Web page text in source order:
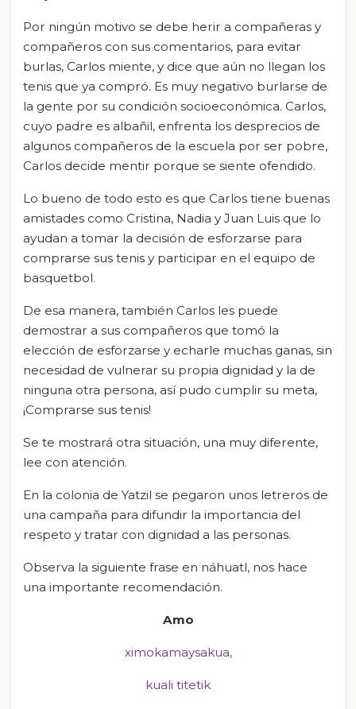
Por ningún motivo se debe herir a compañeras y
compañeros con sus comentarios, para evitar
burlas, Carlos miente, y dice que aún no llegan los
tenis que ya compró. Es muy negativo burlarse de
la gente por su condición socioeconómica. Carlos,
cuyo padre es albañil, enfrenta los desprecios de
algunos compañeros de la escuela por ser pobre,
Carlos decide mentir porque se siente ofendido.
Lo bueno de todo esto es que Carlos tiene buenas
amistades como Cristina, Nadia y Juan Luis que lo
ayudan a tomar la decisión de esforzarse para
comprarse sus tenis y participar en el equipo de
basquetbol.
De esa manera, también Carlos les puede
demostrar a sus compañeros que tomó la
elección de esforzarse y echarle muchas ganas, sin
necesidad de vulnerar su propia dignidad y la de
ninguna otra persona, así pudo cumplir su meta,
¡Comprarse sus tenis!
Se te mostrará otra situación, una muy diferente,
lee con atención.
En la colonia de Yatzil se pegaron unos letreros de
una campaña para difundir la importancia del
respeto y tratar con dignidad a las personas.
Observa la siguiente frase en náhuatl, nos hace
una importante recomendación.
Amo
ximokamaysakua,
kuali titetik